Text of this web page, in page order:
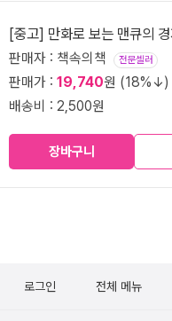
[중고] 만화로 보는 맨큐의
판매자 : 책속의책 전문셀러
판매가 : 19,740원 (18%↓)
배송비 : 2,500원
장바구니
로그인 전체 메뉴